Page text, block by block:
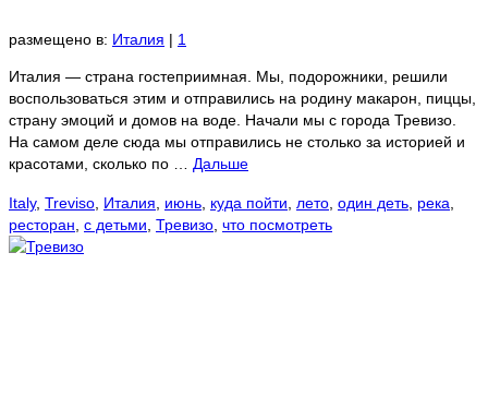
размещено в: Италия | 1
Италия — страна гостеприимная. Мы, подорожники, решили
воспользоваться этим и отправились на родину макарон, пиццы,
страну эмоций и домов на воде. Начали мы с города Тревизо.
На самом деле сюда мы отправились не столько за историей и
красотами, сколько по … Дальше
Italy, Treviso, Италия, июнь, куда пойти, лето, один деть, река,
ресторан, с детьми, Тревизо, что посмотреть